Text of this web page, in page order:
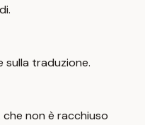
sulla traduzione.
non è racchiuso